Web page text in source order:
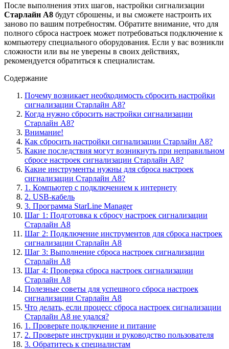
После выполнения этих шагов, настройки сигнализации
Старлайн А8 будут сброшены, и вы сможете настроить их
заново по вашим потребностям. Обратите внимание, что для
полного сброса настроек может потребоваться подключение к
компьютеру специального оборудования. Если у вас возникли
сложности или вы не уверены в своих действиях,
рекомендуется обратиться к специалистам.
Содержание
Почему возникает необходимость сбросить настройки
сигнализации Старлайн А8?
Когда нужно сбросить настройки сигнализации
Старлайн А8?
Внимание!
Как сбросить настройки сигнализации Старлайн А8?
Какие последствия могут возникнуть при неправильном
сбросе настроек сигнализации Старлайн А8?
Какие инструменты нужны для сброса настроек
сигнализации Старлайн А8?
1. Компьютер с подключением к интернету
2. USB-кабель
3. Программа StarLine Manager
Шаг 1: Подготовка к сбросу настроек сигнализации
Старлайн А8
Шаг 2: Подключение инструментов для сброса настроек
сигнализации Старлайн А8
Шаг 3: Выполнение сброса настроек сигнализации
Старлайн А8
Шаг 4: Проверка сброса настроек сигнализации
Старлайн А8
Полезные советы для успешного сброса настроек
сигнализации Старлайн А8
Что делать, если процесс сброса настроек сигнализации
Старлайн А8 не удался?
1. Проверьте подключение и питание
2. Проверьте инструкции и руководство пользователя
3. Обратитесь к специалистам